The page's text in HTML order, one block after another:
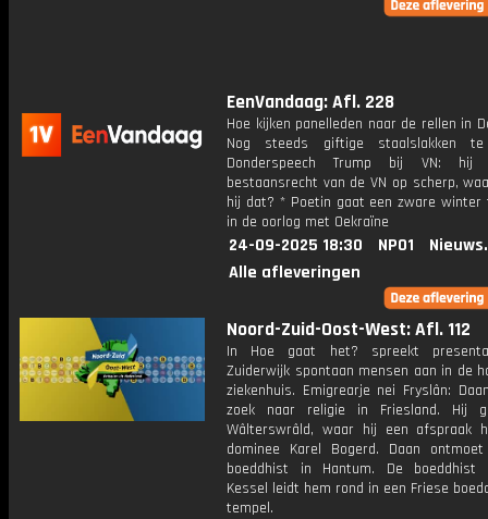
EenVandaag: Afl. 228
Hoe kijken panelleden naar de rellen in
Nog steeds giftige staalslakken
Donderspeech Trump bij VN:
bestaansrecht van de VN op scherp,
hij dat? * Poetin gaat een zware winter
in de oorlog met Oekraïne
24-09-2025 18:30 NPO1
Alle afleveringen
Noord-Zuid-Oost-West: Afl. 112
In Hoe gaat het? spreekt
Zuiderwijk spontaan mensen aan in de
ziekenhuis. Emigrearje nei Fryslân:
zoek naar religie in Friesland. Hij
Wâlterswrâld, waar hij een afspraak
dominee Karel Bogerd. Daan
boeddhist in Hantum. De boeddhist
Kessel leidt hem rond in een Friese
tempel.